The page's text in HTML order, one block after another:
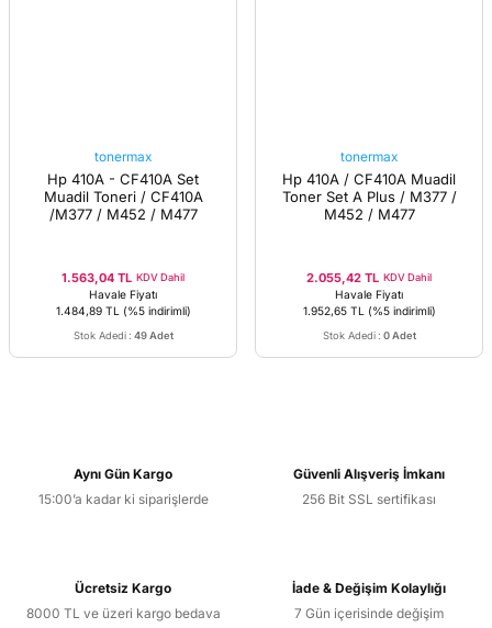
tonermax
Hp 410A - CF410A Set
Muadil Toneri / CF410A
/M377 / M452 / M477
1.563,04 TL KDV Dahil
Havale Fiyatı
1.484,89 TL
(%5 indirimli)
Stok Adedi : 49 Adet
tonermax
Hp 410A / CF410A Muadil
Toner Set A Plus / M377 /
M452 / M477
2.055,42 TL KDV Dahil
Havale Fiyatı
1.952,65 TL
(%5 indirimli)
Stok Adedi : 0 Adet
Aynı Gün Kargo
15:00’a kadar ki siparişlerde
Güvenli Alışveriş İmkanı
256 Bit SSL sertifikası
Ücretsiz Kargo
8000 TL ve üzeri kargo bedava
İade & Değişim Kolaylığı
7 Gün içerisinde değişim